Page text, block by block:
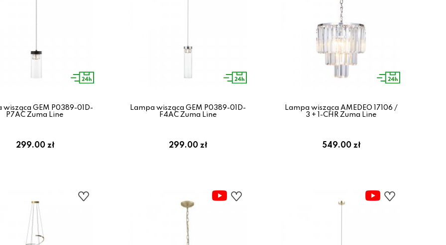
wisząca GEM P0389-01D-
P7AC Zuma Line
299.00 zł
Lampa wisząca GEM P0389-01D-
F4AC Zuma Line
299.00 zł
Lampa wisząca AMEDEO 17106 /
3 + 1-CHR Zuma Line
549.00 zł